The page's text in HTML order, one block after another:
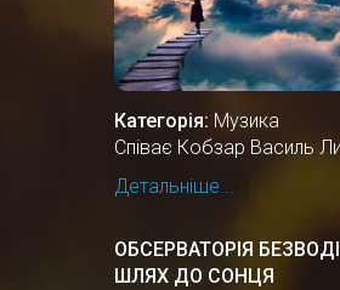
Категорія: Музика
Співає Кобзар Василь
Детальніше...
ОБСЕРВАТОРІЯ
ШЛЯХ ДО СОНЦЯ